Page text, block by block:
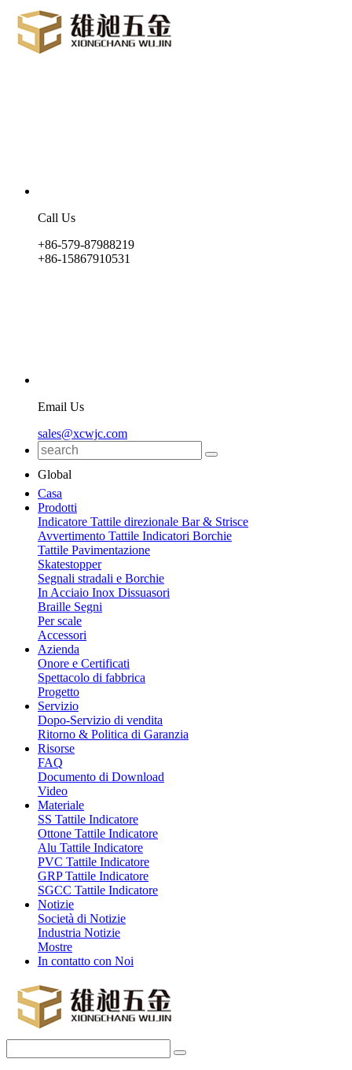
Call Us
+86-579-87988219
+86-15867910531
Email Us
sales@xcwjc.com
Global
Casa
Prodotti
Indicatore Tattile direzionale Bar & Strisce
Avvertimento Tattile Indicatori Borchie
Tattile Pavimentazione
Skatestopper
Segnali stradali e Borchie
In Acciaio Inox Dissuasori
Braille Segni
Per scale
Accessori
Azienda
Onore e Certificati
Spettacolo di fabbrica
Progetto
Servizio
Dopo-Servizio di vendita
Ritorno & Politica di Garanzia
Risorse
FAQ
Documento di Download
Video
Materiale
SS Tattile Indicatore
Ottone Tattile Indicatore
Alu Tattile Indicatore
PVC Tattile Indicatore
GRP Tattile Indicatore
SGCC Tattile Indicatore
Notizie
Società di Notizie
Industria Notizie
Mostre
In contatto con Noi